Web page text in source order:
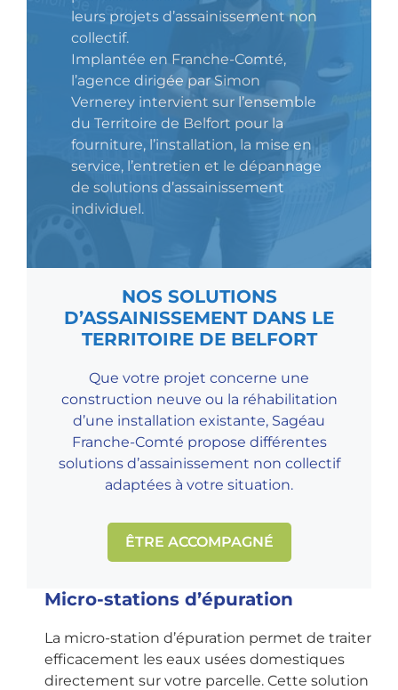
leurs projets d’assainissement non
collectif.
Implantée en Franche-Comté,
l’agence dirigée par Simon
Vernerey intervient sur l’ensemble
du Territoire de Belfort pour la
fourniture, l’installation, la mise en
service, l’entretien et le dépannage
de solutions d’assainissement
individuel.
NOS SOLUTIONS
D’ASSAINISSEMENT DANS LE
TERRITOIRE DE BELFORT
Que votre projet concerne une
construction neuve ou la réhabilitation
d’une installation existante, Sagéau
Franche-Comté propose différentes
solutions d’assainissement non collectif
adaptées à votre situation.
ÊTRE ACCOMPAGNÉ
Micro-stations d’épuration
La micro-station d’épuration permet de traiter
efficacement les eaux usées domestiques
directement sur votre parcelle. Cette solution